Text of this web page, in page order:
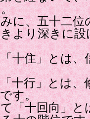
、五十二位
より深きに
住」とは、
行」とは、
す。
十回向」と